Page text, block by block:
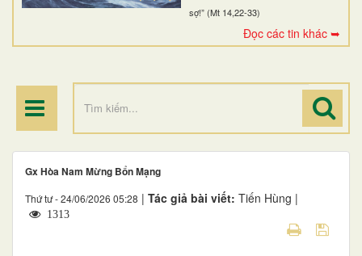
sợ!” (Mt 14,22-33)
Đọc các tin khác ➥
ĐIỂM HÀNH HƯƠNG
Gx Hòa Nam Mừng Bổn Mạng
Thứ tư - 24/06/2026 05:28 | Tác giả bài viết: Tiến Hùng |
1313